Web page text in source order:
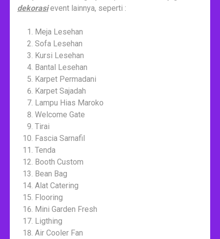
dekorasievent lainnya, seperti :
Meja Lesehan
Sofa Lesehan
Kursi Lesehan
Bantal Lesehan
Karpet Permadani
Karpet Sajadah
Lampu Hias Maroko
Welcome Gate
Tirai
Fascia Sarnafil
Tenda
Booth Custom
Bean Bag
Alat Catering
Flooring
Mini Garden Fresh
Ligthing
Air Cooler Fan